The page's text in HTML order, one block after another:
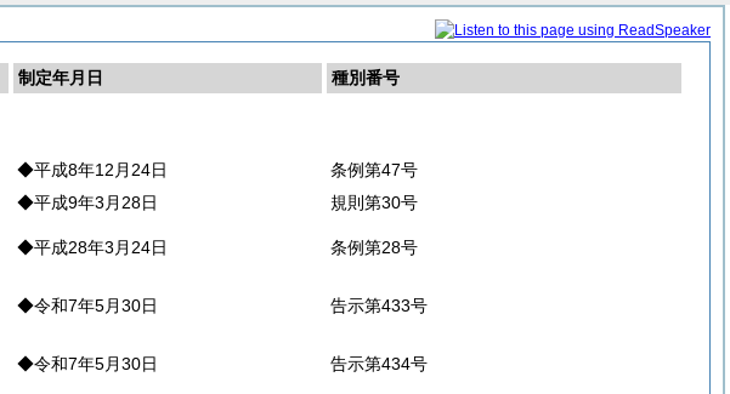
制定年月日
種別番号
◆平成8年12月24日
条例第47号
◆平成9年3月28日
規則第30号
◆平成28年3月24日 条例第28号
◆令和7年5月30日 告示第433号
◆令和7年5月30日 告示第434号